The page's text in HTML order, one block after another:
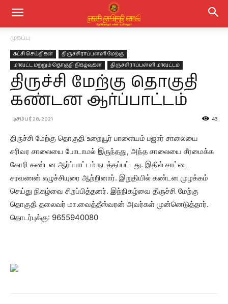
முகப்பு
கட்சி செய்திகள்
திருச்சிராப்பள்ளி மேற்கு
மாவட்ட மற்றும் தொகுதி நிகழ்வுகள்
திருச்சிராப்பள்ளி மாவட்டம்
திருச்சி மேற்கு தொகுதி
கண்டன ஆர்ப்பாட்டம்
டிசம்பர் 28, 2021 43
திருச்சி மேற்கு தொகுதி உறையூர் பாளையம் பஜார் சாலையை
சரிவர சாலையை போடாமல் இருந்தது, அந்த சாலையை சீரமைக்க
கோரி கண்டன ஆர்ப்பாட்டம் நடத்தப்பட்டது. இதில் சாட்டை
சரவணன் எழுச்சியுரை ஆற்றினார். இறுதியில் கண்டன முழக்கம்
செய்து நிகழ்வை சிறப்பித்தனர். இந்நிகழ்வை திருச்சி மேற்கு
தொகுதி தலைவர் மா.வைத்தீஸ்வரன் அவர்கள் முன்னெடுத்தார்.
தொடர்புக்கு: 9655940080